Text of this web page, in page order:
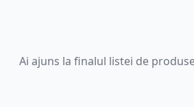
Ai ajuns la finalul listei de